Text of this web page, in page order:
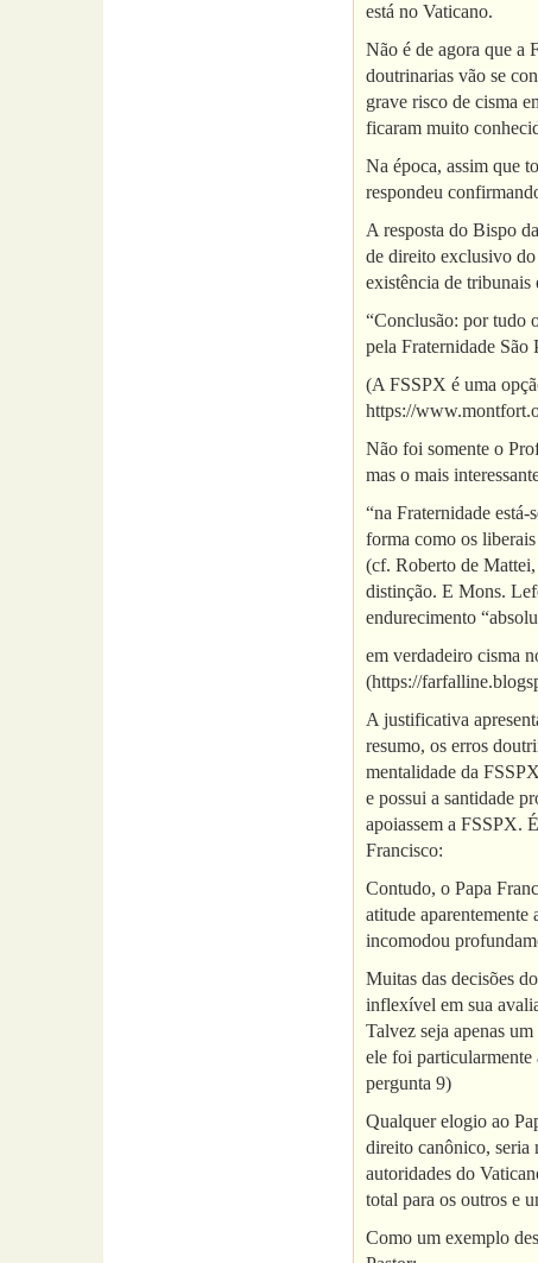
está no Vaticano.
Não é de agora que a
doutrinarias vão se
grave risco de cisma
ficaram muito
Na época, assim que
respondeu
A resposta do Bispo
de direito exclusivo do
existência de tribunais
“Conclusão: por tudo
pela Fraternidade São
(A FSSPX é uma
https://
Não foi somente o
mas o mais
“na Fraternidade
forma como os
(cf. Roberto de
distinção. E Mons.
endurecimento
em verdadeiro cisma
(https://
A justificativa
resumo, os erros
mentalidade da
e possui a santidade
apoiassem a FSSPX.
Francisco:
Contudo, o Papa
atitude aparentemente
incomodou
Muitas das decisões
inflexível em sua
Talvez seja apenas
ele foi particularmente
pergunta 9)
Qualquer elogio ao
direito canônico, seria
autoridades do
total para os outros e
Como um exemplo